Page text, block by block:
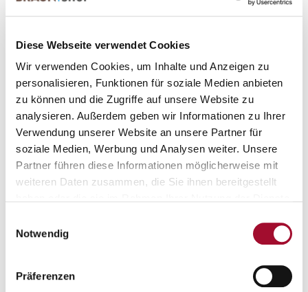
Diese Webseite verwendet Cookies
Wir verwenden Cookies, um Inhalte und Anzeigen zu
personalisieren, Funktionen für soziale Medien anbieten
zu können und die Zugriffe auf unsere Website zu
analysieren. Außerdem geben wir Informationen zu Ihrer
Verwendung unserer Website an unsere Partner für
soziale Medien, Werbung und Analysen weiter. Unsere
Partner führen diese Informationen möglicherweise mit
weiteren Daten zusammen, die Sie ihnen bereitgestellt
Notwendig
Präferenzen
Lecker schokoladig dank 30 % Kakaoanteil (mager)
Einfach in der Anwendung
Das könnte Sie auch interessieren:
Alaska-express Joghurt Alaska-express Erdbeer